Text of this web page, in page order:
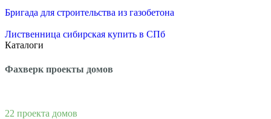
Бригада для строительства из газобетона
Лиственница сибирская купить в СПб
Каталоги
Фахверк проекты домов
22 проекта домов